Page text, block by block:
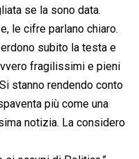
se la sono data.
le cifre parlano chiaro.
subito la testa e
fragilissimi e pieni
stanno rendendo conto
più come una
notizia. La considero